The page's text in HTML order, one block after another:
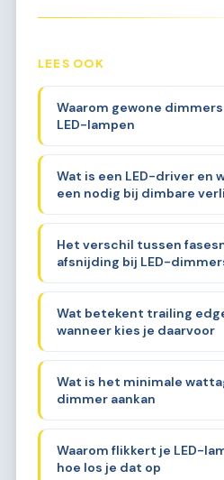
LEES OOK
Waarom gewone
LED-lampen
Wat is een LED-driver en
een nodig bij dimbare
Het verschil tussen
afsnijding bij LED-
Wat betekent trailing
wanneer kies je daarvoor
Wat is het minimale
dimmer aankan
Waarom flikkert je LED-
hoe los je dat op